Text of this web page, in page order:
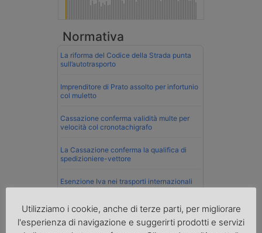
Normativa
La riforma del Codice della Strada punta
sull’autotrasporto
Imprenditore di Prato assolto per infortunio
col muletto
Cassazione conferma validità multe per
velocità col cronotachigrafo
La Cassazione conferma la qualifica di
spedizioniere-vettore
Esenzione Iva nei trasporti internazionali
su tutta la filiera
Mare
Utilizziamo i cookie, anche di terze parti, per migliorare
l'esperienza di navigazione e suggerirti prodotti e servizi